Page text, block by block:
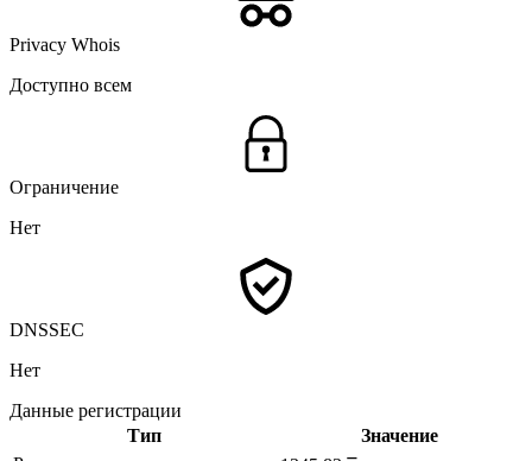
Privacy Whois
Доступно всем
Ограничение
Нет
DNSSEC
Нет
Данные регистрации
Тип
Значение